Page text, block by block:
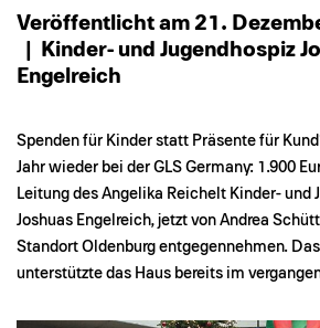
Veröffentlicht am 21.
| Kinder- und Jugendhospiz
Engelreich
Spenden für Kinder statt Präsente für
Jahr wieder bei der GLS Germany: 1.900
Leitung des Angelika Reichelt Kinder- und
Joshuas Engelreich, jetzt von Andrea
Standort Oldenburg entgegennehmen.
unterstützte das Haus bereits im